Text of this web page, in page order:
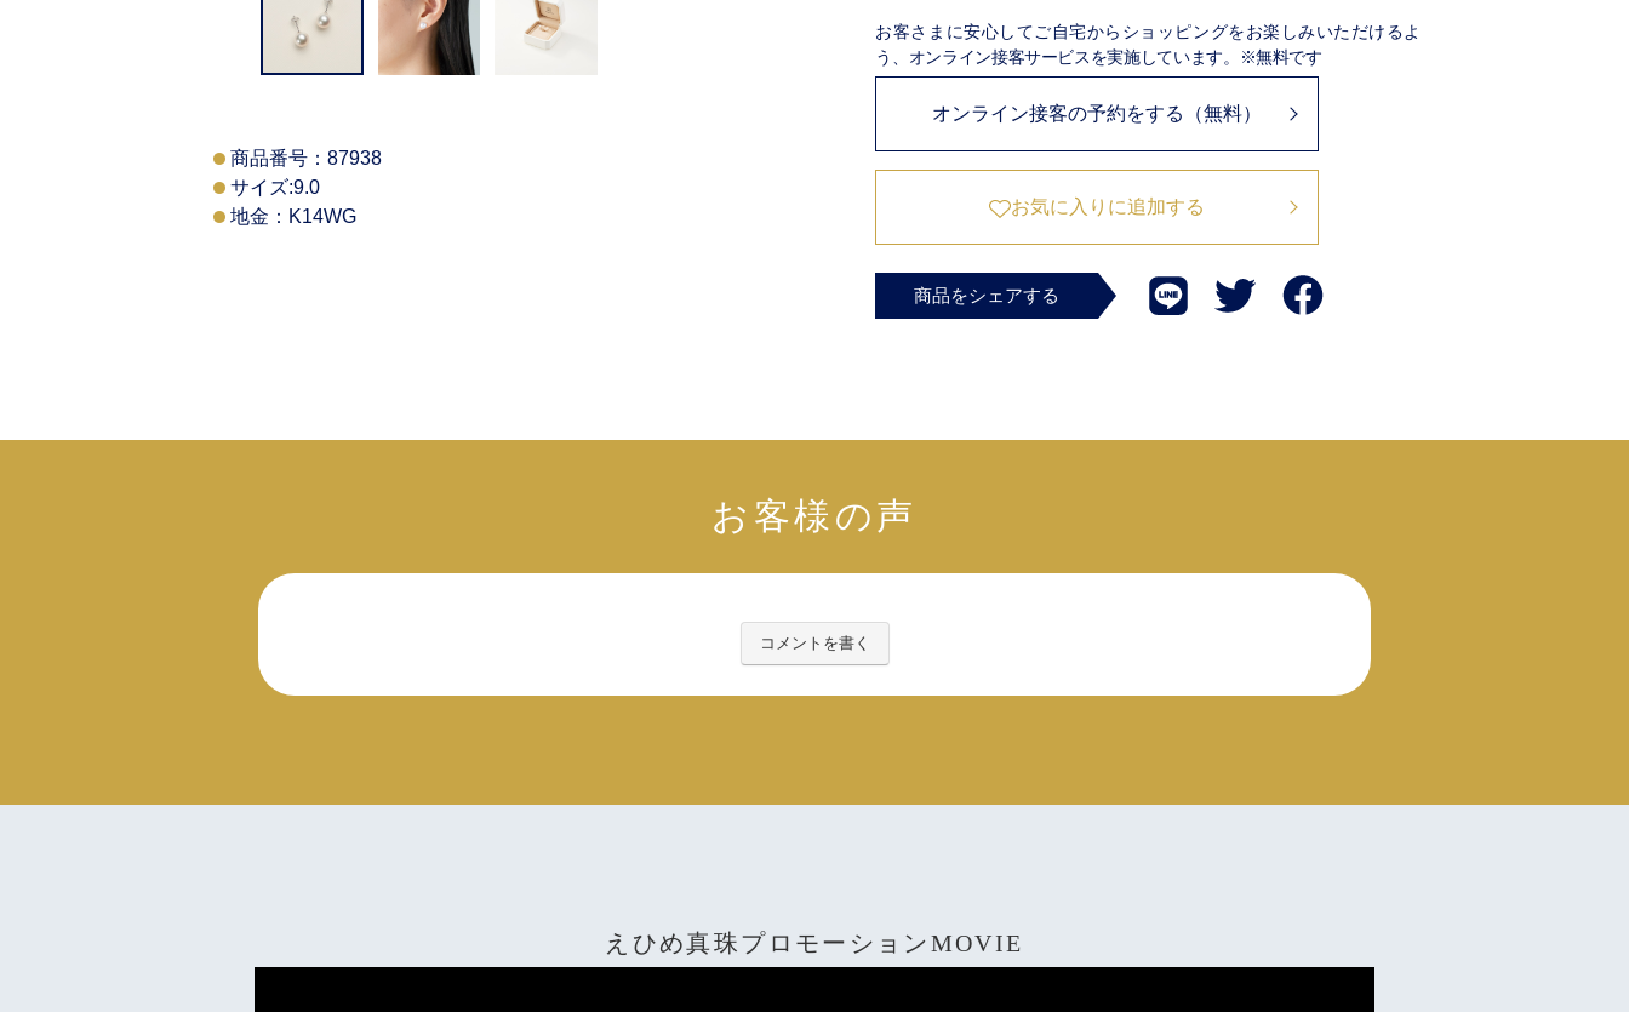
商品番号：87938
サイズ:9.0
地金：K14WG
お客さまに安心してご自宅からショッピングをお楽しみいただけるよ
う、オンライン接客サービスを実施しています。※無料です
オンライン接客の予約をする（無料）
お気に入りに追加する
商品をシェアする
お客様の声
コメントを書く
えひめ真珠プロモーションMOVIE